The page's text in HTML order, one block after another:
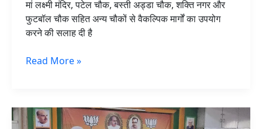
मां लक्ष्मी मंदिर, पटेल चौक, बस्ती अड्डा चौक, शक्ति नगर और
फुटबॉल चौक सहित अन्य चौकों से वैकल्पिक मार्गों का उपयोग
करने की सलाह दी है
Read More »
भाजपा